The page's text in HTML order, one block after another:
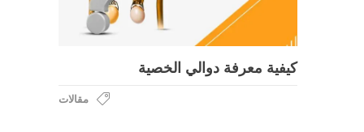
كيفية معرفة دوالي الخصية
مقالات